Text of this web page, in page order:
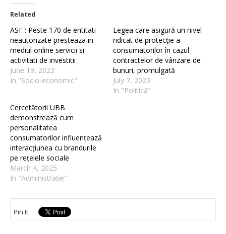
Related
ASF : Peste 170 de entitati
neautorizate presteaza in
mediul online servicii si
activitati de investitii
June 19, 2023
In "Socio-economic"
Legea care asigură un nivel
ridicat de protecţie a
consumatorilor în cazul
contractelor de vânzare de
bunuri, promulgată
July 7, 2023
In "Politică"
Cercetătorii UBB
demonstrează cum
personalitatea
consumatorilor influențează
interacțiunea cu brandurile
pe rețelele sociale
March 4, 2025
In "Administrație"
Pin It